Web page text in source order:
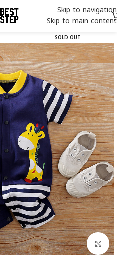
Skip to navigation
Skip to main content
SOLD OUT
Click to enlarge